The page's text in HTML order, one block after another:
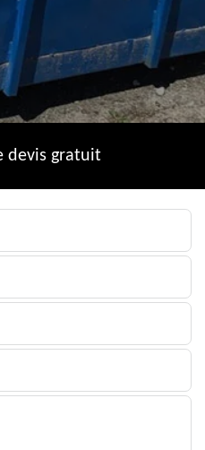
devis gratuit